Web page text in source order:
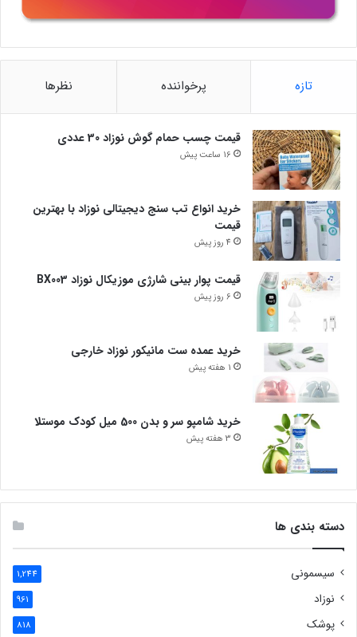
تازه پرخواننده نظرها
قیمت چسب حمام گوش نوزاد 30 عددی
16 ساعت پیش
خرید انواع تب سنج دیجیتالی نوزاد با بهترین
قیمت
4 روز پیش
قیمت پوار بینی شارژی موزیکال نوزاد BX003
6 روز پیش
خرید عمده ست مانیکور نوزاد خارجی
1 هفته پیش
خرید شامپو سر و بدن 500 میل کودک موستلا
3 هفته پیش
دسته بندی ها
سیسمونی 1,244
نوزاد 961
پوشک 818